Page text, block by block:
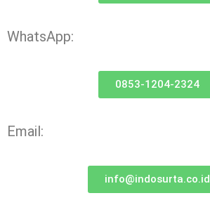
WhatsApp:
0853-1204-2324
Email:
info@indosurta.co.id